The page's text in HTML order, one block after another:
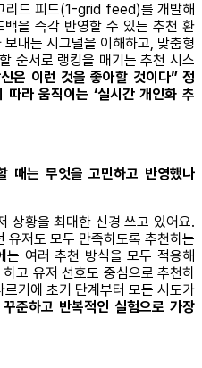
리드 피드(1-grid feed)를 개발해
을 즉각 반영할 수 있는 추천 환
내는 시그널을 이해하고, 맞춤형
순서로 랭킹을 매기는 추천 시스
은 이런 것을 좋아할 것이다” 정
라 움직이는 ‘실시간 개인화 추
때는 무엇을 고민하고 반영했나
상황을 최대한 신경 쓰고 있어요.
유저도 모두 만족하도록 추천하는
는 여러 추천 방식을 모두 적용해
고 유저 선호도 중심으로 추천하
기에 초기 단계부터 모든 시도가
꾸준하고 반복적인 실험으로 가장